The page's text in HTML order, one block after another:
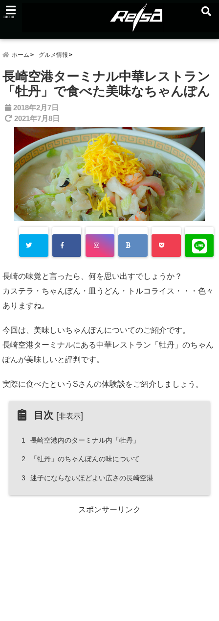
menu
ホーム グルメ情報
長崎空港ターミナル中華レストラン
「牡丹」で食べた美味なちゃんぽん
2018年2月7日
2021年7月8日
長崎の味覚と言ったら、何を思い出すでしょうか？
カステラ・ちゃんぽん・皿うどん・トルコライス・・・色々
ありますね。
今回は、美味しいちゃんぽんについてのご紹介です。
長崎空港ターミナルにある中華レストラン「牡丹」のちゃん
ぽんが美味しいと評判です。
実際に食べたというSさんの体験談をご紹介しましょう。
目次 [非表示]
1 長崎空港内のターミナル内「牡丹」
2 「牡丹」のちゃんぽんの味について
3 迷子にならないほどよい広さの長崎空港
スポンサーリンク